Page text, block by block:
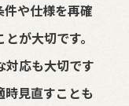
や仕様を再確
が大切です。
対応も大切です
見直すことも